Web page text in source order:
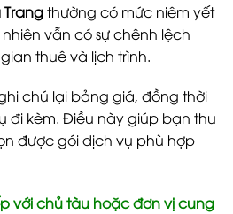
thường có mức niêm yết
vẫn có sự chênh lệch
thuê và lịch trình.
chú lại bảng giá, đồng thời
đi kèm. Điều này giúp bạn thu
được gói dịch vụ phù hợp
với chủ tàu hoặc đơn vị cung